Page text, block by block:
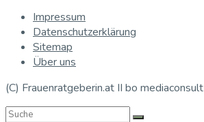
Impressum
Datenschutzerklärung
Sitemap
Über uns
(C) Frauenratgeberin.at II bo mediaconsult